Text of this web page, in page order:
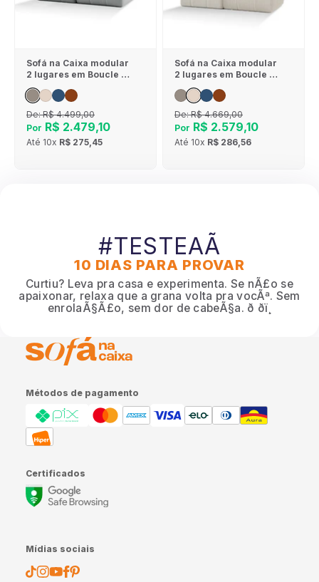
Sofá na Caixa modular
2 lugares em Boucle -
Sem braço - Cinza
De:R$ 4.499,00
Por R$ 2.479,10
Até 10x R$ 275,45
Sofá na Caixa modular
2 lugares em Boucle - 1
De:R$ 4.669,00
Por R$ 2.579,10
Até 10x R$ 286,56
#TESTEAÃ
10 DIAS PARA PROVAR
Curtiu? Leva pra casa e experimenta. Se nÃ£o se
apaixonar, relaxa que a grana volta pra vocÃª. Sem
enrolaÃ§Ã£o, sem dor de cabeÃ§a. ð ðï¸
Métodos de pagamento
Certificados
Mídias sociais